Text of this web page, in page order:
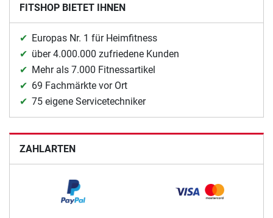
FITSHOP BIETET IHNEN
Europas Nr. 1 für Heimfitness
über 4.000.000 zufriedene Kunden
Mehr als 7.000 Fitnessartikel
69 Fachmärkte vor Ort
75 eigene Servicetechniker
ZAHLARTEN